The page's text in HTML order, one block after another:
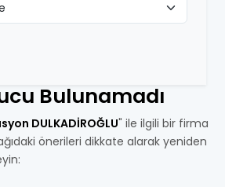
Bulunamadı
DULKADİROĞLU" ile ilgili bir firma
önerileri dikkate alarak yeniden